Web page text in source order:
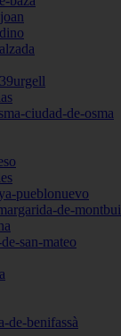
ciudad-de-osma
pueblonuevo
de-montbui
san-mateo
de-benifassà